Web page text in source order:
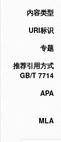
内容类型
URI标识
专题
推荐引用方式
GB/T 7714
APA
MLA